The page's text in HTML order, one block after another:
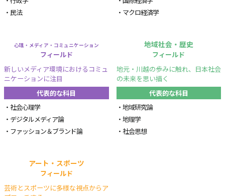
民法
マクロ経済学
心理・メディア・コミュニケーション
フィールド
新しいメディア環境におけるコミュ
ニケーションに注目
代表的な科目
社会心理学
デジタルメディア論
ファッション＆ブランド論
地域社会・歴史
フィールド
地元・川越の歩みに触れ、日本社会
の未来を思い描く
代表的な科目
地域研究論
地理学
社会思想
アート・スポーツ
フィールド
芸術とスポーツに多様な視点からア